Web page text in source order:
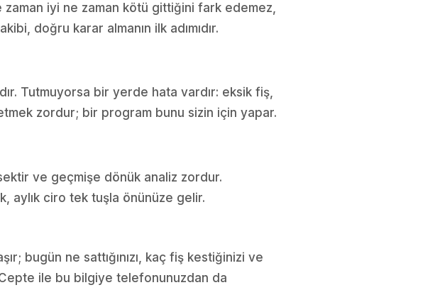
zaman iyi ne zaman kötü gittiğini fark edemez,
doğru karar almanın ilk adımıdır.
Tutmuyorsa bir yerde hata vardır: eksik fiş,
zordur; bir program bunu sizin için yapar.
ve geçmişe dönük analiz zordur.
aylık ciro tek tuşla önünüze gelir.
bugün ne sattığınızı, kaç fiş kestiğinizi ve
Cepte ile bu bilgiye telefonunuzdan da